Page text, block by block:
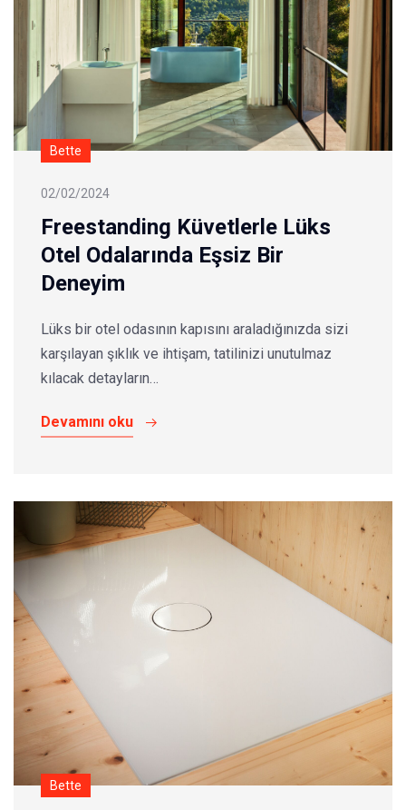
Bette
02/02/2024
Freestanding Küvetlerle Lüks
Otel Odalarında Eşsiz Bir
Deneyim
Lüks bir otel odasının kapısını araladığınızda sizi
karşılayan şıklık ve ihtişam, tatilinizi unutulmaz
kılacak detayların…
Devamını oku
Bette